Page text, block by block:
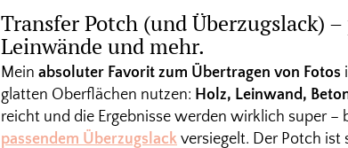
Transfer Potch (und Überzugslack)
Leinwände und mehr.
Mein absoluter Favorit zum Übertragen von Fotos
glatten Oberflächen nutzen: Holz, Leinwand,
reicht und die Ergebnisse werden wirklich super
passendem Überzugslack versiegelt. Der Potch ist